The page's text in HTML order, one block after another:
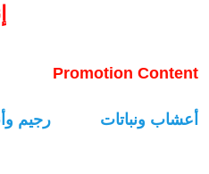
Promotion Content
أعشاب ونباتات رجيم